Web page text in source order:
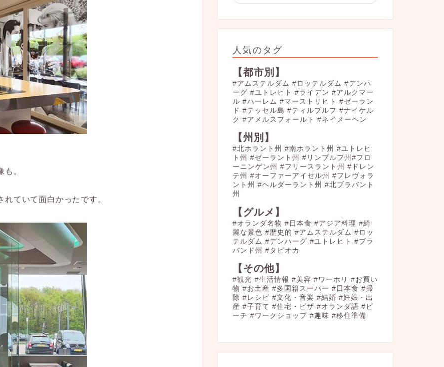
。
れていて面白かったです。
人気のタグ
【都市別】
#アムステルダム #ロッテルダム #デンハ
ーグ #ユトレヒト #ライデン #アルクマー
ル #ハーレム #マーストリヒト #ゼーラン
ド #テッセル島 #ティルブルフ #ナイケル
ク #アメルスフォールト #ネイメーヘン
【州別】
#北ホラント州 #南ホラント州 #ユトレヒ
ト州 #ゼーラント州 #リンブルフ州#フロ
ーニンゲン州 #フリースラント州 #ドレン
テ州 #オーファーアイセル州 #フレヴォラ
ント州 #ヘルダーラント州 #北ブラバント
州
【グルメ】
#オランダ名物 #日本食 #アジア料理 #綺
麗な景色 #歴史的 #アムステルダム #ロッ
テルダム #デンハーグ #ユトレヒト #ブラ
バンド州 #タピオカ
【その他】
#観光 #生活情報 #美容 #ワーホリ #お買い
物 #お土産 #多国籍スーパー #日本食 #掃
除 #レシピ #文化・音楽 #結婚 #妊娠・出
産 #子育て #住宅・ビザ #オランダ語 #ビ
ーチ #ワークショップ #趣味 #移住準備